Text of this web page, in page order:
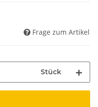
Frage zum Artikel
Stück